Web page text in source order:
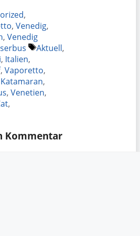
,
, Venedig,
, Venedig
Schlagwörter
Aktuell,
, Italien,
, Vaporetto,
,
, Venetien,
,
Kommentar